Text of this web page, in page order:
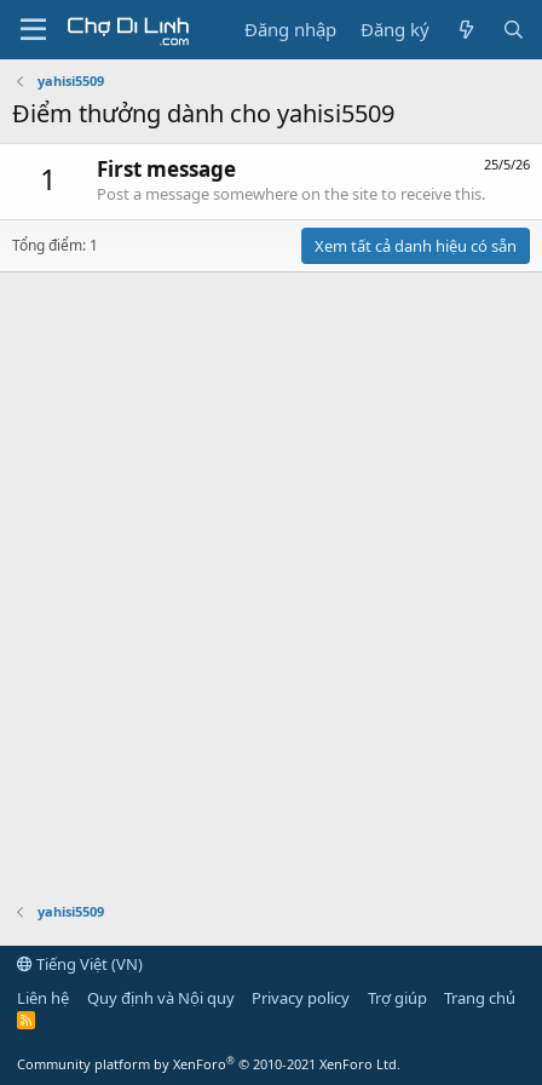
Đăng nhập Đăng ký
yahisi5509
Điểm thưởng dành cho yahisi5509
1 25/5/26
First message
Post a message somewhere on the site to receive this.
Tổng điểm: 1 Xem tất cả danh hiệu có sẵn
yahisi5509
Tiếng Việt (VN)
Liên hệ
Quy định và Nội quy Privacy policy Trợ giúp Trang chủ
R
Community platform by XenForo® © 2010-2021 XenForo Ltd.